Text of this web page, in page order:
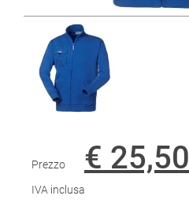
Prezzo € 25,50
IVA inclusa